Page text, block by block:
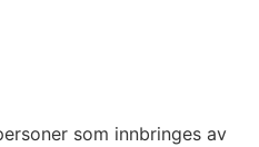
e
som innbringes av